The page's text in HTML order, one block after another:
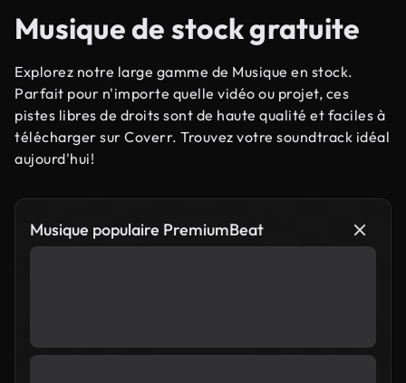
Musique de stock gratuite
Explorez notre large gamme de Musique en stock.
Parfait pour n'importe quelle vidéo ou projet, ces
pistes libres de droits sont de haute qualité et faciles à
télécharger sur Coverr. Trouvez votre soundtrack idéal
aujourd'hui!
Musique populaire PremiumBeat